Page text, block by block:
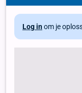
Log in om je